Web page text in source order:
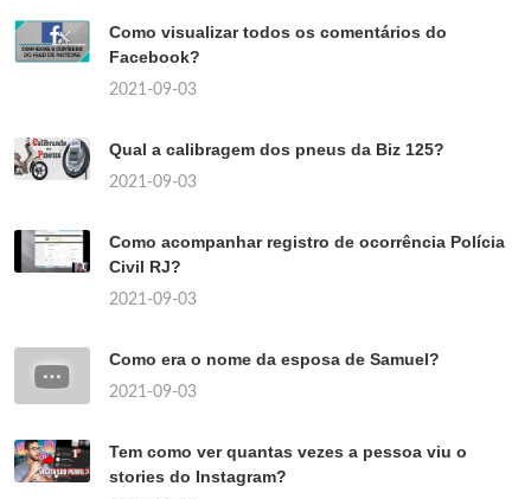
Como visualizar todos os comentários do
Facebook?
2021-09-03
Qual a calibragem dos pneus da Biz 125?
2021-09-03
Como acompanhar registro de ocorrência Polícia
Civil RJ?
2021-09-03
Como era o nome da esposa de Samuel?
2021-09-03
Tem como ver quantas vezes a pessoa viu o
stories do Instagram?